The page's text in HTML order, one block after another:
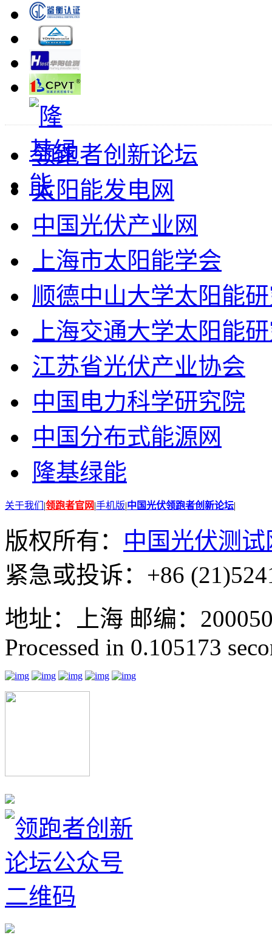
领跑者创新论坛
太阳能发电网
中国光伏产业网
上海市太阳能学会
顺德中山大学太阳能
上海交通大学太阳能
江苏省光伏产业协会
中国电力科学研究院
中国分布式能源网
隆基绿能
关于我们 |领跑者官网|手机版|中国光伏领跑者创新论坛|
版权所有： 中国光伏测试
紧急或投诉：+86
地址：上海 邮编：
Processed in 0.105173